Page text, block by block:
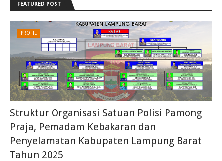
FEATURED POST
PROFIL
Struktur Organisasi Satuan Polisi Pamong
Praja, Pemadam Kebakaran dan
Penyelamatan Kabupaten Lampung Barat
Tahun 2025